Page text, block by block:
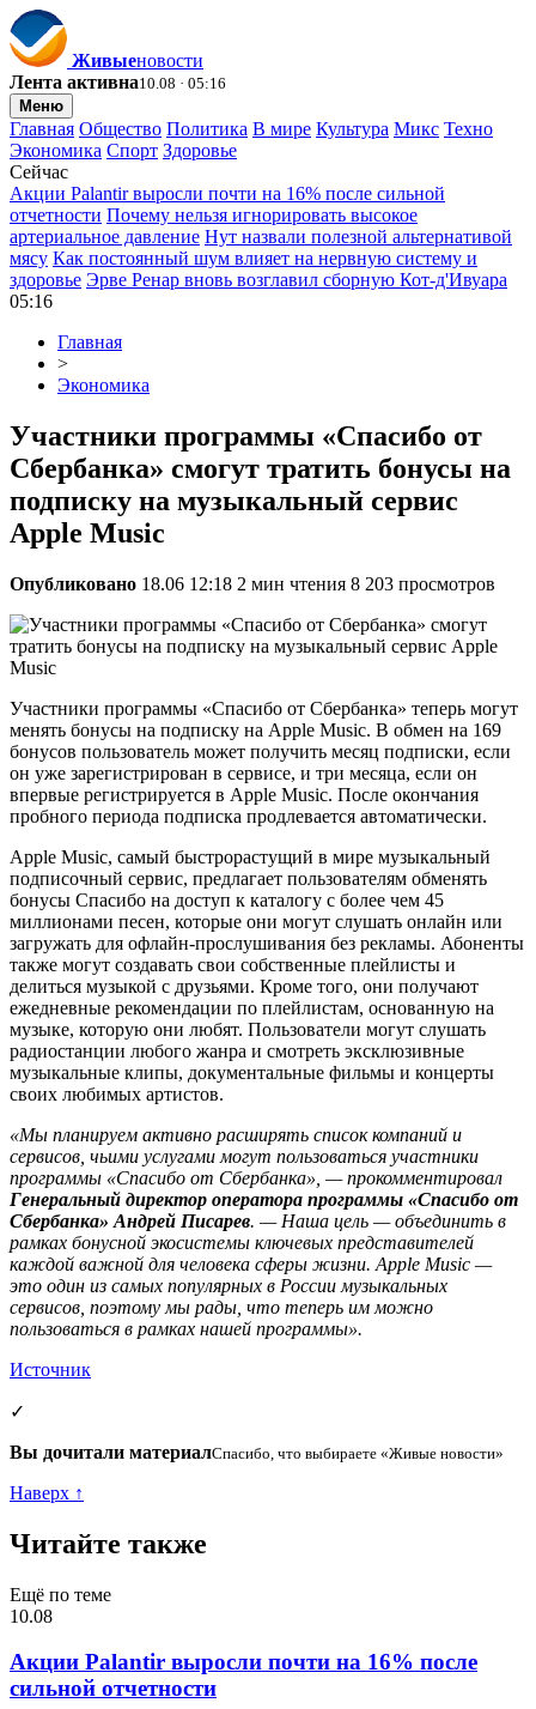
Живыеновости
Лента активна10.08 · 05:16
Меню
Главная Общество Политика В мире Культура Микс Техно
Экономика Спорт Здоровье
Сейчас
Акции Palantir выросли почти на 16% после сильной
отчетности Почему нельзя игнорировать высокое
артериальное давление Нут назвали полезной альтернативой
мясу Как постоянный шум влияет на нервную систему и
здоровье Эрве Ренар вновь возглавил сборную Кот-д'Ивуара
05:16
Главная
>
Экономика
Участники программы «Спасибо от
Сбербанка» смогут тратить бонусы на
подписку на музыкальный сервис
Apple Music
Опубликовано 18.06 12:18 2 мин чтения 8 203 просмотров
Участники программы «Спасибо от Сбербанка» теперь могут
менять бонусы на подписку на Apple Music. В обмен на 169
бонусов пользователь может получить месяц подписки, если
он уже зарегистрирован в сервисе, и три месяца, если он
впервые регистрируется в Apple Music. После окончания
пробного периода подписка продлевается автоматически.
Apple Music, самый быстрорастущий в мире музыкальный
подписочный сервис, предлагает пользователям обменять
бонусы Спасибо на доступ к каталогу с более чем 45
миллионами песен, которые они могут слушать онлайн или
загружать для офлайн-прослушивания без рекламы. Абоненты
также могут создавать свои собственные плейлисты и
делиться музыкой с друзьями. Кроме того, они получают
ежедневные рекомендации по плейлистам, основанную на
музыке, которую они любят. Пользователи могут слушать
радиостанции любого жанра и смотреть эксклюзивные
музыкальные клипы, документальные фильмы и концерты
своих любимых артистов.
«Мы планируем активно расширять список компаний и
сервисов, чьими услугами могут пользоваться участники
программы «Спасибо от Сбербанка», — прокомментировал
Генеральный директор оператора программы «Спасибо от
Сбербанка» Андрей Писарев. — Наша цель — объединить в
рамках бонусной экосистемы ключевых представителей
каждой важной для человека сферы жизни. Apple Music —
это один из самых популярных в России музыкальных
сервисов, поэтому мы рады, что теперь им можно
пользоваться в рамках нашей программы».
Источник
✓
Вы дочитали материалСпасибо, что выбираете «Живые новости»
Наверх ↑
Читайте также
Ещё по теме
10.08
Акции Palantir выросли почти на 16% после
сильной отчетности